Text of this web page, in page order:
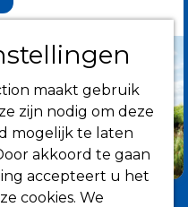
maakt gebruik
zijn nodig om deze
mogelijk te laten
akkoord te gaan
accepteert u het
cookies. We